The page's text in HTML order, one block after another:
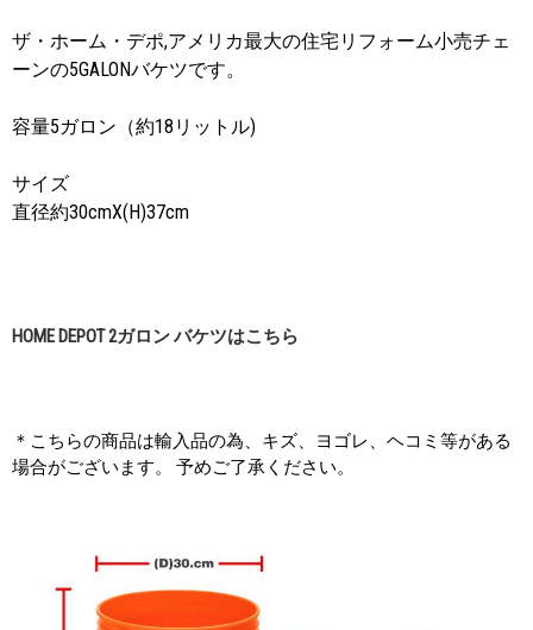
ザ・ホーム・デポ,アメリカ最大の住宅リフォーム小売チェ
ーンの5GALONバケツです。
容量5ガロン（約18リットル)
サイズ
直径約30cmX(H)37cm
HOME DEPOT 2ガロン バケツはこちら
＊こちらの商品は輸入品の為、キズ、ヨゴレ、ヘコミ等がある
場合がございます。 予めご了承ください。